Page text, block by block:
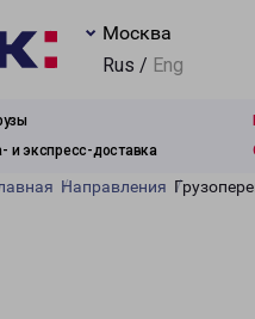
Москва
Rus / Eng
и экспресс-доставка
Направления